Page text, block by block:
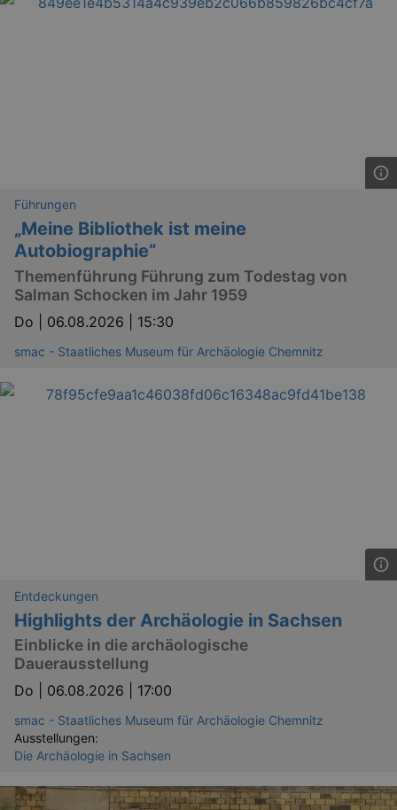
Führungen
„Meine Bibliothek ist meine
Autobiographie“
Themenführung Führung zum Todestag von
Salman Schocken im Jahr 1959
Do | 06.08.2026 | 15:30
smac - Staatliches Museum für Archäologie Chemnitz
Entdeckungen
Highlights der Archäologie in Sachsen
Einblicke in die archäologische
Dauerausstellung
Do | 06.08.2026 | 17:00
smac - Staatliches Museum für Archäologie Chemnitz
Ausstellungen:
Die Archäologie in Sachsen